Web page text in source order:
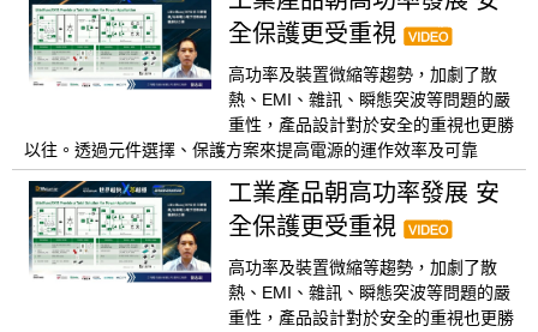
全保護更受重視
高功率及裝置微縮等趨勢，加劇了散
熱、EMI、雜訊、瞬態突波等問題的嚴
重性，產品設計對於安全的重視也更勝
以往。透過元件選擇、保護方案來提高電源的運作效率及可靠
工業產品朝高功率發展 安
全保護更受重視
高功率及裝置微縮等趨勢，加劇了散
熱、EMI、雜訊、瞬態突波等問題的嚴
重性，產品設計對於安全的重視也更勝